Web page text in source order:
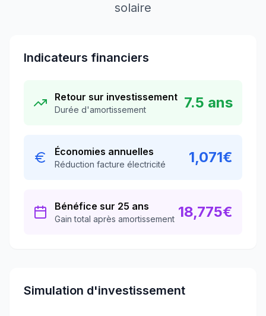
solaire
Indicateurs financiers
Retour sur investissement
Durée d'amortissement 7.5 ans
Économies annuelles
Réduction facture électricité 1,071€
Bénéfice sur 25 ans
Gain total après amortissement 18,775€
Simulation d'investissement